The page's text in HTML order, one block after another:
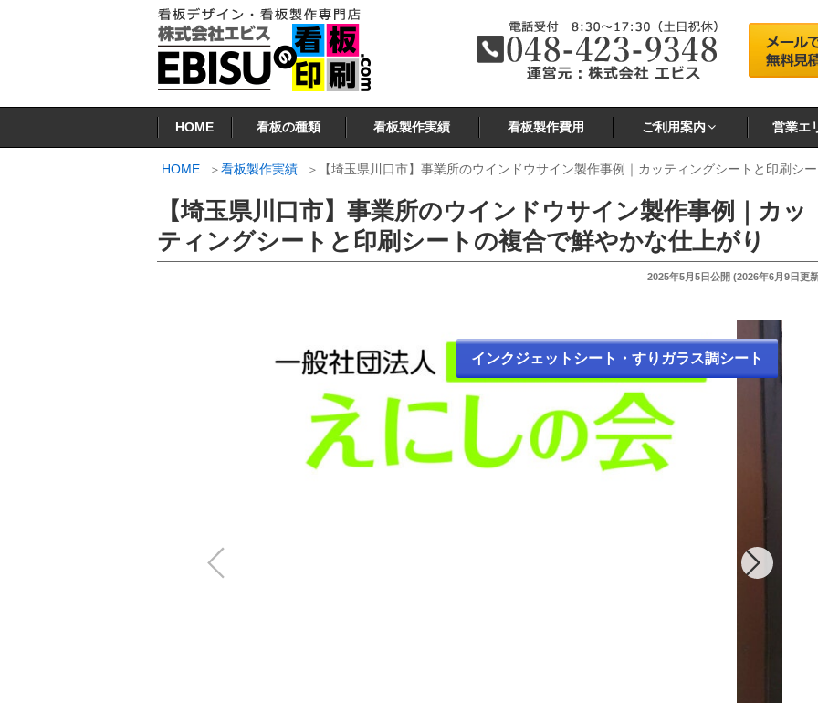
ツ
看板印刷.COM
HOME 看板の種類 看板製作実績 看板製作費用 ご利用案内 営業エ
HOME 看板製作実績 【埼玉県川口市】事業所のウインドウサイン製作事例｜カッティングシートと印刷シ
【埼玉県川口市】事業所のウインドウサイン製作事例｜カッ
ティングシートと印刷シートの複合で鮮やかな仕上がり
投
2025年5月5日公開 (2026年6月9日更
インクジェットシート・すりガラス調シート